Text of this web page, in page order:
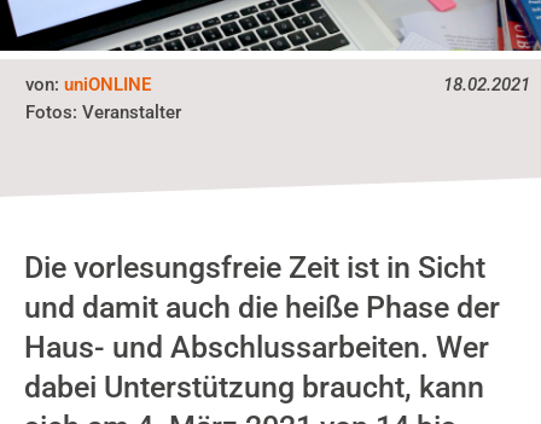
18.02.2021
von:uniONLINE
Fotos:Veranstalter
Die vorlesungsfreie Zeit ist in Sicht
und damit auch die heiße Phase der
Haus- und Abschlussarbeiten. Wer
dabei Unterstützung braucht, kann